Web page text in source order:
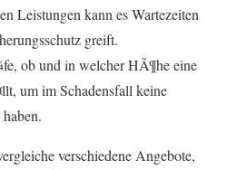
Leistungen kann es Wartezeiten
greift.
ob und in welcher HÃ¶he eine
um im Schadensfall keine
verschiedene Angebote,